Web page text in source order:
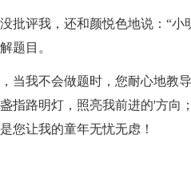
批评我，还和颜悦色地说：“
题目。
当我不会做题时，您耐心地教
指路明灯，照亮我前进的'方向
您让我的童年无忧无虑！